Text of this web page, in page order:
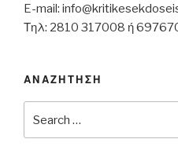
E-mail:
Τηλ: 2810 317008 ή
ΑΝΑΖΗΤΗΣΗ